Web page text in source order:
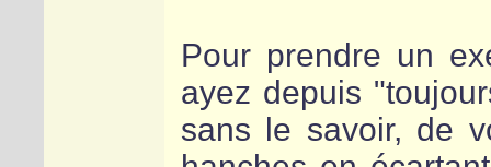
Pour prendre un
ayez depuis
sans le savoir, de